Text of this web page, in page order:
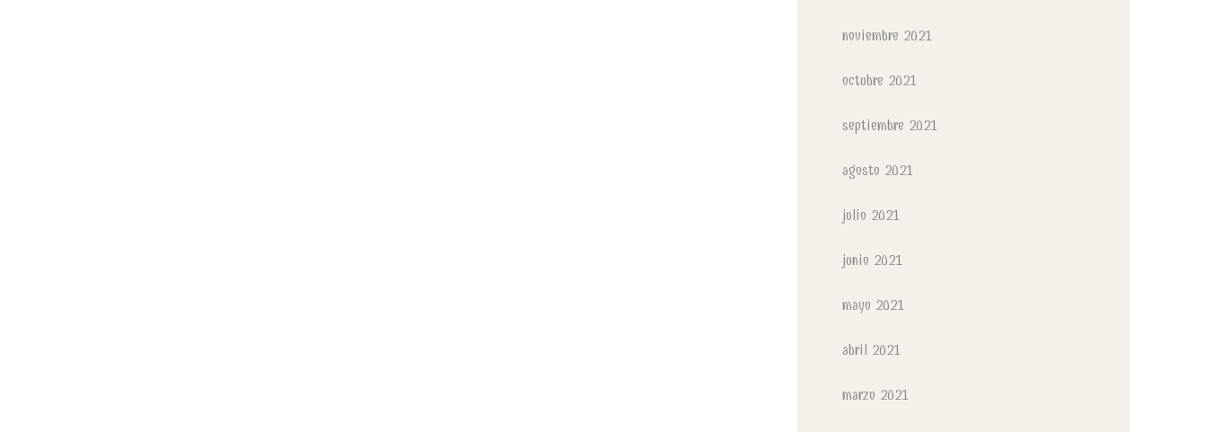
noviembre 2021
octubre 2021
septiembre 2021
agosto 2021
julio 2021
junio 2021
mayo 2021
abril 2021
marzo 2021